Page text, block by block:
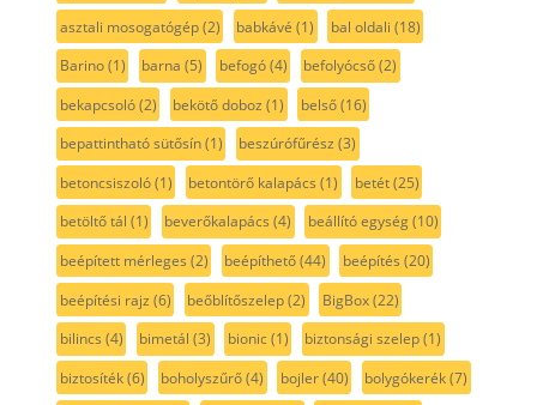
asztali mosogatógép(2) babkávé (1) bal oldali (18)
Barino(1) barna (5) befogó(4) befolyócső(2)
bekapcsoló(2) bekötő doboz (1) belső(16)
bepattintható sütősín(1) beszúrófűrész (3)
betoncsiszoló(1) betontörő kalapács (1) betét(25)
betöltő tál (1) beverőkalapács (4) beállító egység(10)
beépített mérleges (2) beépíthető(44) beépítés (20)
beépítési rajz (6) beőblítőszelep(2) BigBox(22)
bilincs (4) bimetál (3) bionic(1) biztonsági szelep(1)
biztosíték(6) boholyszűrő(4) bojler(40) bolygókerék(7)